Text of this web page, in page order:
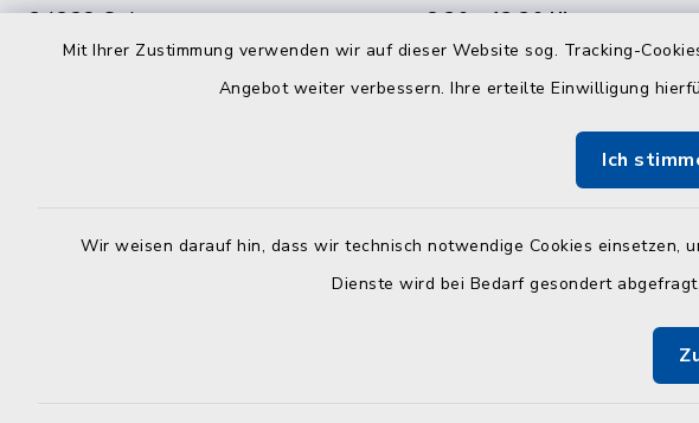
Mit Ihrer Zustimmung verwenden wir auf dieser Website sog. Tracking-
Angebot weiter verbessern. Ihre erteilte Einwilligung
Ich
Wir weisen darauf hin, dass wir technisch notwendige Cookies einsetzen,
Dienste wird bei Bedarf gesondert
24238 Selent
8.30 - 12.30 Uhr
Dienstag: